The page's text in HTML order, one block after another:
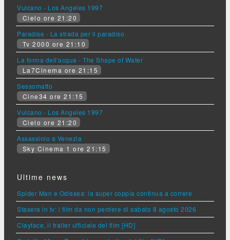
Vulcano - Los Angeles 1997
Cielo ore 21:20
Paradise - La strada per il paradiso
Tv 2000 ore 21:10
La forma dell'acqua - The Shape of Water
La7Cinema ore 21:15
Sessomatto
Cine34 ore 21:15
Vulcano - Los Angeles 1997
Cielo ore 21:20
Assassinio a Venezia
Sky Cinema 1 ore 21:15
Ultime news
Spider Man e Odissea: la super coppia continua a correre
Stasera in tv: i film da non perdere di sabato 8 agosto 2026
Clayface, il trailer ufficiale del film [HD]